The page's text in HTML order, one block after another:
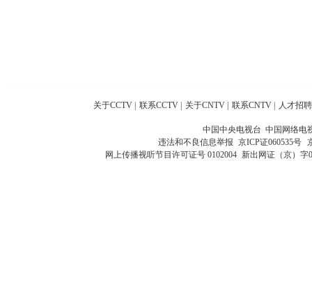
关于CCTV 联系CCTV 关于CNTV 联系CNTV 人才招聘
中国中央电视台 中国网络电
违法和不良信息举报 京ICP证060535号
网上传播视听节目许可证号 0102004 新出网证（京）